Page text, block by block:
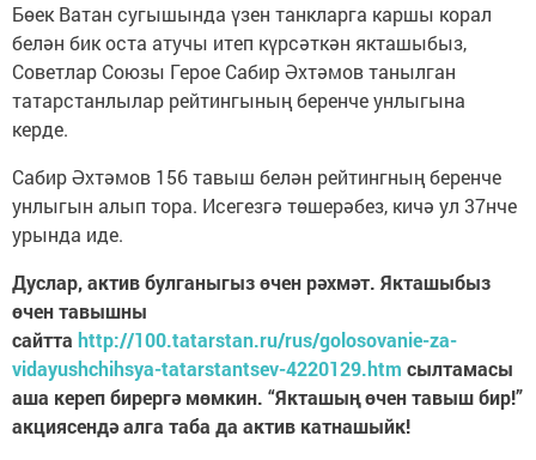
Бөек Ватан сугышында үзен танкларга каршы корал
белән бик оста атучы итеп күрсәткән якташыбыз,
Советлар Союзы Герое Сабир Әхтәмов танылган
татарстанлылар рейтингының беренче унлыгына
керде.
Сабир Әхтәмов 156 тавыш белән рейтингның беренче
унлыгын алып тора. Исегезгә төшерәбез, кичә ул 37нче
урында иде.
Дуслар, актив булганыгыз өчен рәхмәт. Якташыбыз
өчен тавышны
сайтта http://100.tatarstan.ru/rus/golosovanie-za-
vidayushchihsya-tatarstantsev-4220129.htm сылтамасы
аша кереп бирергә мөмкин. “Якташың өчен тавыш бир!”
акциясендә алга таба да актив катнашыйк!